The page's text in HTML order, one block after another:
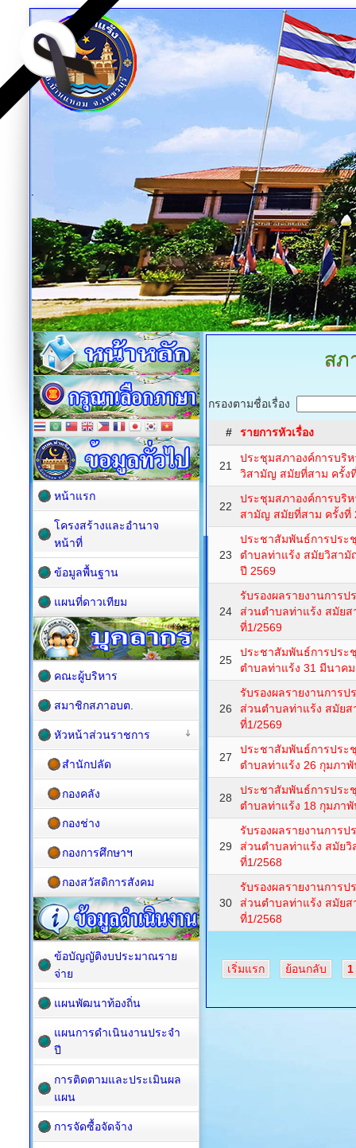
สภ
กรองตามชื่อเรื่อง
# รายการหัวเรื่อง
21
ประชุมสภาองค์การบริ
วิสามัญ สมัยที่สาม ครั้ง
22
ประชุมสภาองค์การบริ
สามัญ สมัยที่สาม ครั้งที่
23
ประชาสัมพันธ์การประ
ตำบลท่าแร้ง สมัยวิสา
ปี 2569
24
รับรองผลรายงานการ
ส่วนตำบลท่าแร้ง สมัย
ที่1/2569
25
ประชาสัมพันธ์การประ
ตำบลท่าแร้ง 31 มีนาค
26
รับรองผลรายงานการ
ส่วนตำบลท่าแร้ง สมัย
ที่1/2569
27
ประชาสัมพันธ์การประ
ตำบลท่าแร้ง 26 กุมภา
28
ประชาสัมพันธ์การประ
ตำบลท่าแร้ง 18 กุมภา
29
รับรองผลรายงานการ
ส่วนตำบลท่าแร้ง สมัย
ที่1/2568
30
รับรองผลรายงานการ
ส่วนตำบลท่าแร้ง สมัย
ที่1/2568
เริ่มแรก ย้อนกลับ 1
หน้าแรก
โครงสร้างและอำนาจ
หน้าที่
ข้อมูลพื้นฐาน
แผนที่ดาวเทียม
คณะผู้บริหาร
สมาชิกสภาอบต.
หัวหน้าส่วนราชการ
สำนักปลัด
กองคลัง
กองช่าง
กองการศึกษาฯ
กองสวัสดิการสังคม
ข้อบัญญัติงบประมาณราย
จ่าย
แผนพัฒนาท้องถิ่น
แผนการดำเนินงานประจำ
ปี
การติดตามและประเมินผล
แผน
การจัดซื้อจัดจ้าง